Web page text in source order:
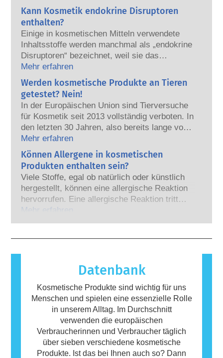
Anwendung am Menschen sind. Die
Kosmetikhersteller sowie nationale und
europäische Regulierungsbehörden tragen
gemeinsam die Verantwortung für die
Sicherheit von kosmetischen Produkten.
Kann Kosmetik endokrine Disruptoren
enthalten?
Einige in kosmetischen Mitteln verwendete
Inhaltsstoffe werden manchmal als „endokrine
Disruptoren“ bezeichnet, weil sie das
Potenzial haben, einige der Eigenschaften
unserer Hormone nachzuahmen. Aber: Nur
weil etwas das Potenzial hat, ein Hormon zu
imitieren, heißt das nicht, dass es unser
Hormonsystem auch tatsächlich stören wird.
Viele Stoffe, auch natürliche, ahmen Hormone
nach, aber nur bei sehr wenigen – und dabei
handelt es sich zumeist um wirksame
Arzneimittel – wurde jemals eine Störung des
Hormonsystems nachgewiesen. Die strengen
Sicherheitsbewertungen der kosmetischen
Produkte durch qualifizierte wissenschaftliche
Experten, zu denen die Unternehmen
gesetzlich verpflichtet sind, decken alle
Mehr erfahren
Werden kosmetische Produkte an Tieren
getestet? Nein!
In der Europäischen Union sind Tierversuche
für Kosmetik seit 2013 vollständig verboten. In
den letzten 30 Jahren, also bereits lange vor
dem Verbot, hat die Kosmetik- und
Körperpflegebranche viel in Forschung und
Entwicklung investiert, um Alternativen zu
Tierversuchen für die Bewertung der
Sicherheit von Kosmetik-Inhaltsstoffen und -
Produkten zu entwickeln.
Mehr erfahren
Können Allergene in kosmetischen
Produkten enthalten sein?
Viele Stoffe, egal ob natürlich oder künstlich
hergestellt, können eine allergische Reaktion
hervorrufen. Eine allergische Reaktion tritt
auf, wenn das Immunsystem einer Person auf
Körperpflegeprodukte können Inhaltsstoffe
enthalten, die bei manchen Menschen eine
Allergie auslösen können. Das bedeutet
jedoch nicht, dass das Produkt für andere
Personen nicht sicher ist.
Mehr erfahren
Datenbank
Kosmetische Produkte sind wichtig für uns
Menschen und spielen eine essenzielle Rolle
in unserem Alltag. Im Durchschnitt
verwenden die europäischen
Verbraucherinnen und Verbraucher täglich
über sieben verschiedene kosmetische
Produkte. Ist das bei Ihnen auch so? Dann